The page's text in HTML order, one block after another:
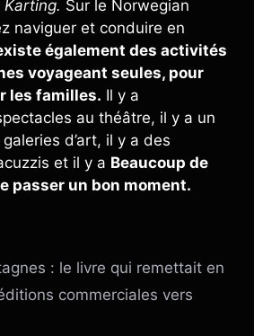
Karting. Sur le Norwegian
naviguer et conduire en
également des activités
voyageant seules, pour
les familles. Il y a
au théâtre, il y a un
d’art, il y a des
et il y a Beaucoup de
passer un bon moment.
: le livre qui remettait en
commerciales vers